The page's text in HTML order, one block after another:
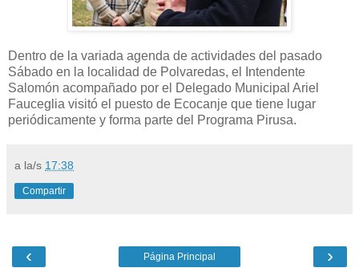
Dentro de la variada agenda de actividades del pasado
Sábado en la localidad de Polvaredas, el Intendente
Salomón acompañado por el Delegado Municipal Ariel
Fauceglia visitó el puesto de Ecocanje que tiene lugar
periódicamente y forma parte del Programa Pirusa.
a la/s 17:38
Compartir
‹ ›
Página Principal